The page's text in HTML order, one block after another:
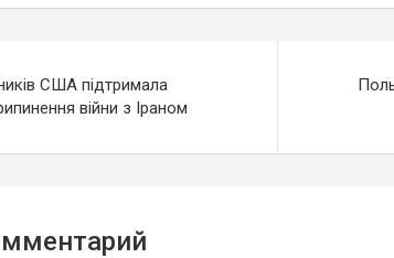
США підтримала
війни з Іраном